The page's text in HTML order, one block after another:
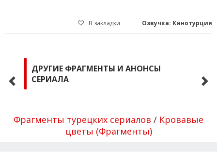
В закладки Озвучка: Кинотурция
ДРУГИЕ ФРАГМЕНТЫ И АНОНСЫ
СЕРИАЛА
Фрагменты турецких сериалов / Кровавые
цветы (Фрагменты)